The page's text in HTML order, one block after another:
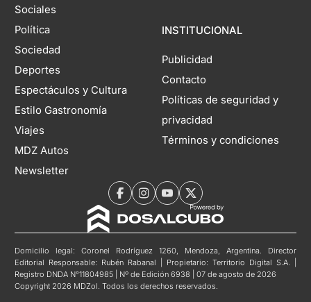
Sociales
Política
Sociedad
Deportes
Espectáculos y Cultura
Estilo Gastronomía
Viajes
MDZ Autos
Newsletter
INSTITUCIONAL
Publicidad
Contacto
Políticas de seguridad y
privacidad
Términos y condiciones
Domicilio legal: Coronel Rodríguez 1260, Mendoza, Argentina. Director
Editorial Responsable: Rubén Rabanal | Propietario: Territorio Digital S.A. |
Registro DNDA N°11804985 | Nº de Edición 6938 | 07 de agosto de 2026
Copyright 2026 MDZol. Todos los derechos reservados.